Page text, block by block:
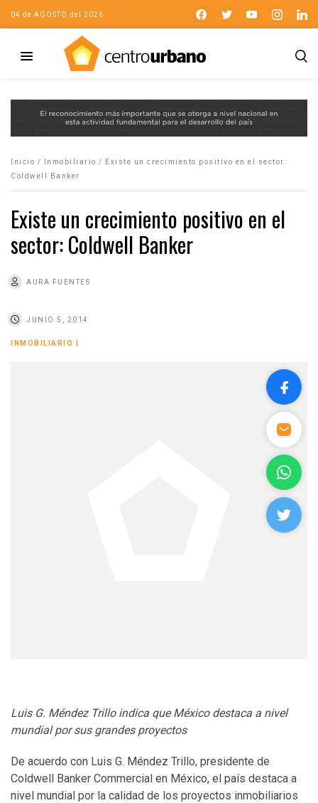
04 de AGOSTO del 2026
Inicio / Inmobiliario /
Existe un crecimiento positivo en el sector:
Coldwell Banker
Existe un crecimiento positivo en el
sector: Coldwell Banker
AURA FUENTES
JUNIO 5, 2014
INMOBILIARIO
Luis G. Méndez Trillo indica que México destaca a nivel
mundial por sus grandes proyectos
De acuerdo con Luis G. Méndez Trillo, presidente de
Coldwell Banker Commercial en México, el país destaca a
nivel mundial por la calidad de los proyectos inmobiliarios